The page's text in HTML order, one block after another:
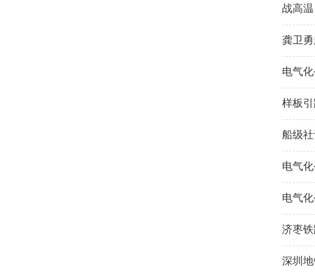
战高
龚卫
电气
样板
船级
电气
电气
济枣
深圳